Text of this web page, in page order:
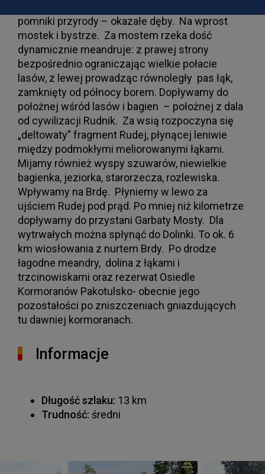
pomniki przyrody – okazałe dęby. Na wprost
mostek i bystrze. Za mostem rzeka dość
dynamicznie meandruje: z prawej strony
bezpośrednio ograniczając wielkie połacie
lasów, z lewej prowadząc równoległy pas łąk,
zamknięty od północy borem. Dopływamy do
położnej wśród lasów i bagien – położnej z dala
od cywilizacji Rudnik. Za wsią rozpoczyna się
„deltowaty” fragment Rudej, płynącej leniwie
między podmokłymi meliorowanymi łąkami.
Mijamy również wyspy szuwarów, niewielkie
bagienka, jeziorka, starorzecza, rozlewiska.
Wpływamy na Brdę. Płyniemy w lewo za
ujściem Rudej pod prąd. Po mniej niż kilometrze
dopływamy do przystani Garbaty Mosty. Dla
wytrwałych można spłynąć do Dolinki. To ok. 6
km wiosłowania z nurtem Brdy. Po drodze
łagodne meandry, dolina z łąkami i
trzcinowiskami oraz rezerwat Osiedle
Kormoranów Pakotulsko- obecnie jego
pozostałości po zniszczeniach gniazdujących
tu dawniej kormoranach.
Informacje
Długość szlaku: 13 km
Trudność: średni